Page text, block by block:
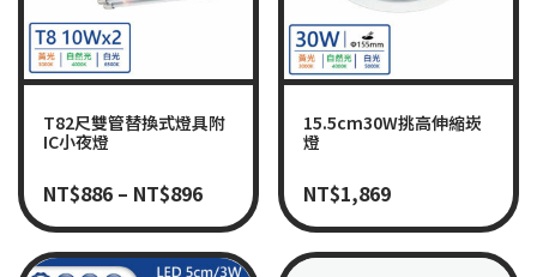
T82尺雙管替換式燈具附
IC小夜燈
NT$886 – NT$896
15.5cm30W挑高伸縮崁
燈
NT$1,869